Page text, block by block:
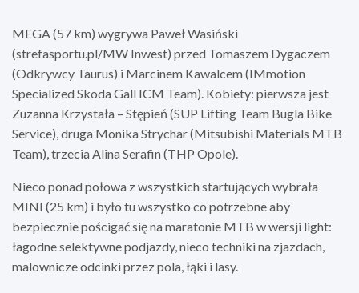
MEGA (57 km) wygrywa Paweł Wasiński
(strefasportu.pl/MW Inwest) przed Tomaszem Dygaczem
(Odkrywcy Taurus) i Marcinem Kawalcem (IMmotion
Specialized Skoda Gall ICM Team). Kobiety: pierwsza jest
Zuzanna Krzystała – Stępień (SUP Lifting Team Bugla Bike
Service), druga Monika Strychar (Mitsubishi Materials MTB
Team), trzecia Alina Serafin (THP Opole).
Nieco ponad połowa z wszystkich startujących wybrała
MINI (25 km) i było tu wszystko co potrzebne aby
bezpiecznie pościgać się na maratonie MTB w wersji light:
łagodne selektywne podjazdy, nieco techniki na zjazdach,
malownicze odcinki przez pola, łąki i lasy.